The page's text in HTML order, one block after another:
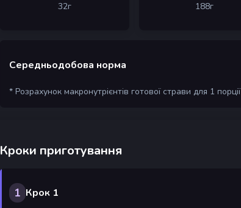
32г 188г
Середньодобова норма
* Розрахунок макронутрієнтів готової страви для 1 порції
Кроки приготування
1 Крок 1